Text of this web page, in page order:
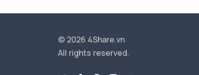
© 2026 4Share.vn
All rights reserved.